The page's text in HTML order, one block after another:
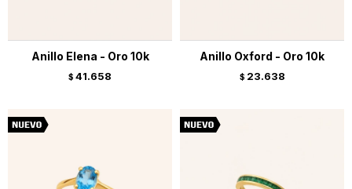
Anillo Elena - Oro 10k
$ 41.658
Anillo Oxford - Oro 10k
$ 23.638